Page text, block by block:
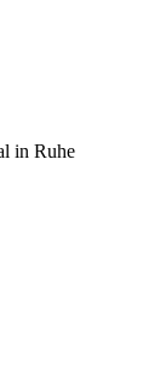
in Ruhe